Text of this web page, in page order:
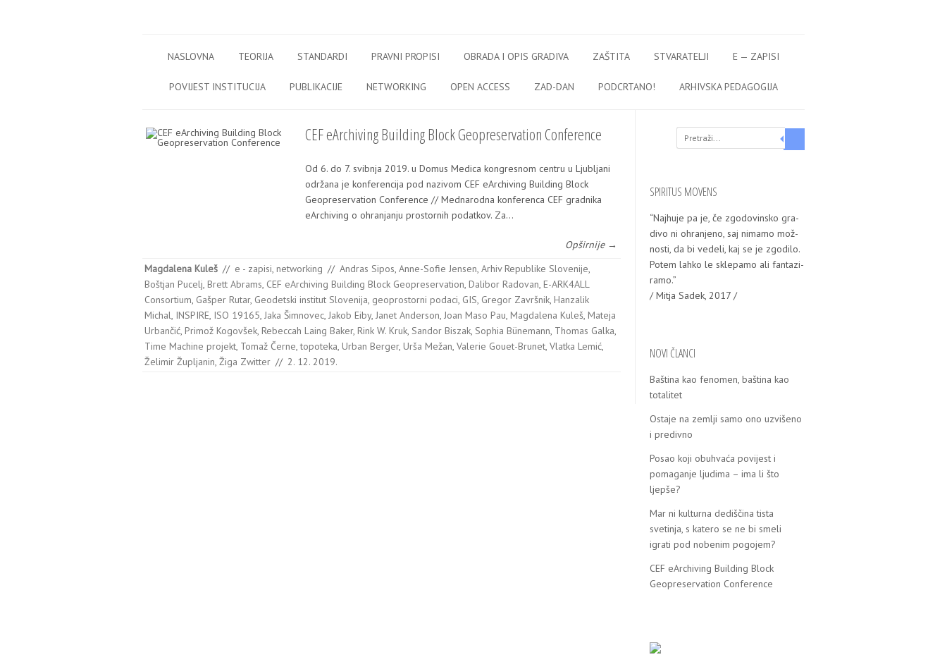
meniNASLOVNA
TEORIJA STANDARDI PRAVNI PROPISI OBRADA I OPIS GRADIVA ZAŠTITA STVARATELJI E — ZAPISI
POVIJEST INSTITUCIJA PUBLIKACIJE NETWORKING OPEN ACCESS ZAD-DAN PODCRTANO! ARHIVSKA PEDAGOGIJA
CEF eArchiving Building Block Geopreservation Conference
Od 6. do 7. svib­nja 2019. u Domus Medi­ca kon­gres­nom cen­tru u Ljub­lja­ni
odr­ža­na je kon­fe­ren­ci­ja pod nazi­vom CEF eAr­c­hi­ving Buil­ding Block
Geopre­ser­va­ti­on Con­fe­ren­ce // Med­na­rod­na kon­fe­ren­ca CEF grad­ni­ka
eAr­c­hi­ving o ohra­nja­nju pros­tor­nih podat­kov. Za…
Opširnije →
Magdalena Kuleš // e - zapisi, networking // Andras Sipos, Anne-Sofie Jensen, Arhiv Republike Slovenije,
Boštjan Pucelj, Brett Abrams, CEF eArchiving Building Block Geopreservation, Dalibor Radovan, E-ARK4ALL
Consortium, Gašper Rutar, Geodetski institut Slovenija, geoprostorni podaci, GIS, Gregor Završnik, Hanzalik
Michal, INSPIRE, ISO 19165, Jaka Šimnovec, Jakob Eiby, Janet Anderson, Joan Maso Pau, Magdalena Kuleš, Mateja
Urbančić, Primož Kogovšek, Rebeccah Laing Baker, Rink W. Kruk, Sandor Biszak, Sophia Bünemann, Thomas Galka,
Time Machine projekt, Tomaž Černe,topoteka, Urban Berger, Urša Mežan, Valerie Gouet-Brunet, Vlatka Lemić,
Želimir Župljanin, Žiga Zwitter // 2. 12. 2019.
Search
SPIRITUS MOVENS
“Naj­hu­je pa je, če zgo­do­vin­sko gra­
di­vo ni ohra­nje­no, saj nima­mo mož­
nos­ti, da bi vede­li, kaj se je zgo­di­lo.
Potem lah­ko le skle­pa­mo ali fan­ta­zi­
ra­mo.”
/ Mitja Sadek, 2017 /
NOVI ČLANCI
Baština kao fenomen, baština kao
totalitet
Ostaje na zemlјi samo ono uzvišeno
i predivno
Posao koji obuhvaća povijest i
pomaganje ljudima – ima li što
ljepše?
Mar ni kulturna dediščina tista
svetinja, s katero se ne bi smeli
igrati pod nobenim pogojem?
CEF eArchiving Building Block
Geopreservation Conference